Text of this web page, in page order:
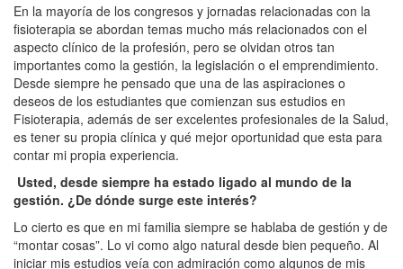
En la mayoría de los congresos y jornadas relacionadas con la
fisioterapia se abordan temas mucho más relacionados con el
aspecto clínico de la profesión, pero se olvidan otros tan
importantes como la gestión, la legislación o el emprendimiento.
Desde siempre he pensado que una de las aspiraciones o
deseos de los estudiantes que comienzan sus estudios en
Fisioterapia, además de ser excelentes profesionales de la Salud,
es tener su propia clínica y qué mejor oportunidad que esta para
contar mi propia experiencia.
Usted, desde siempre ha estado ligado al mundo de la
gestión. ¿De dónde surge este interés?
Lo cierto es que en mi familia siempre se hablaba de gestión y de
“montar cosas”. Lo vi como algo natural desde bien pequeño. Al
iniciar mis estudios veía con admiración como algunos de mis